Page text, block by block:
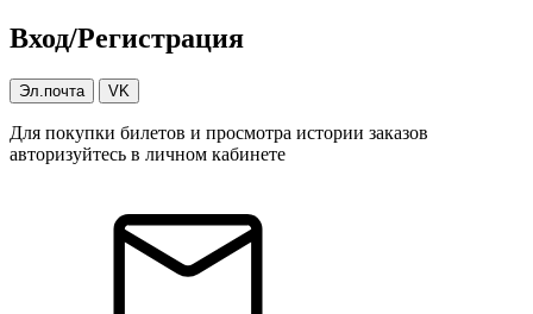
Вход/Регистрация
Эл.почта VK
Для покупки билетов и просмотра истории заказов
авторизуйтесь в личном кабинете